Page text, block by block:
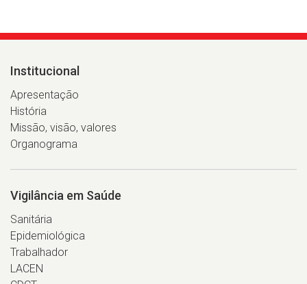
Institucional
Apresentação
História
Missão, visão, valores
Organograma
Vigilância em Saúde
Sanitária
Epidemiológica
Trabalhador
LACEN